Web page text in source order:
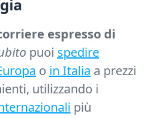
espresso di
puoi spedire
o in Italia a prezzi
utilizzando i
più